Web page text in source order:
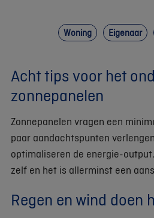
Woning Eigenaar
Acht tips voor het
zonnepanelen
Zonnepanelen vragen een
paar aandachtspunten
optimaliseren de energie-
zelf en het is allerminst een
Regen en wind doen